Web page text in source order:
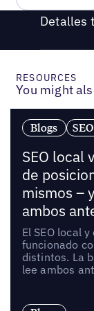
Detalles
RESOURCES
You might
Blogs
SEO local
de
mismos –
ambos
El SEO local
funcionado
distintos. La
lee ambos